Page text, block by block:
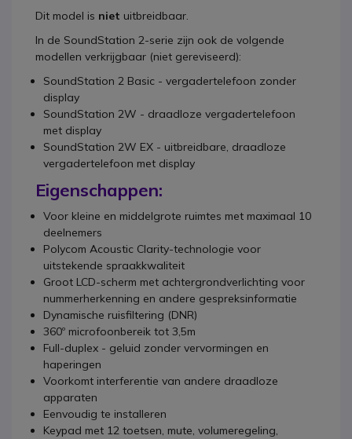
Dit model is niet uitbreidbaar.
In de SoundStation 2-serie zijn ook de volgende
modellen verkrijgbaar (niet gereviseerd):
SoundStation 2 Basic - vergadertelefoon zonder
display
SoundStation 2W - draadloze vergadertelefoon
met display
SoundStation 2W EX - uitbreidbare, draadloze
vergadertelefoon met display
Eigenschappen:
Voor kleine en middelgrote ruimtes met maximaal 10
deelnemers
Polycom Acoustic Clarity-technologie voor
uitstekende spraakkwaliteit
Groot LCD-scherm met achtergrondverlichting voor
nummerherkenning en andere gespreksinformatie
Dynamische ruisfiltering (DNR)
360º microfoonbereik tot 3,5m
Full-duplex - geluid zonder vervormingen en
haperingen
Voorkomt interferentie van andere draadloze
apparaten
Eenvoudig te installeren
Keypad met 12 toetsen, mute, volumeregeling,